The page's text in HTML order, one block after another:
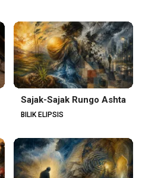
Sajak-Sajak Rungo Ashta
BILIK ELIPSIS